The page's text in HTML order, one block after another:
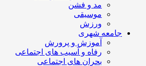
تهران
مد و فشن
موسیقی
ورزش
جامعه شهری
آموزش و پرورش
رفاه و آسیب های اجتماعی
بحران های اجتماعی